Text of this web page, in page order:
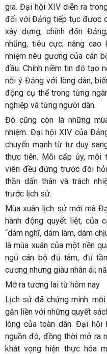
gia. Đại hội XIV diễn ra
đối với Đảng tiếp tục được
xây dựng, chỉnh đốn
nhũng, tiêu cực; nâng
nhiệm nêu gương của cán
đầu. Chính niềm tin đó tạo
nối ý Đảng với lòng dân,
động cụ thể trong từng
nghiệp và từng người dân.
Đó cũng còn là những
nhiệm. Đại hội XIV của
chuyển mạnh từ tư duy
thực tiễn. Mỗi cấp ủy, mỗi
viên đều đứng trước đòi
thần dấn thân và trách
trước lịch sử.
Mùa xuân lịch sử mới mà
hành động quyết liệt, của
“dám nghĩ, dám làm, dám
là mùa xuân của một nền
ngũ cán bộ đủ tâm, đủ
cương nhưng giàu nhân ái;
Mở ra tương lai từ hôm nay
Lịch sử đã chứng minh:
gắn liền với những quyết
lòng của toàn dân. Đại
nguồn đó, đồng thời mở ra
khát vọng hiện thực hóa